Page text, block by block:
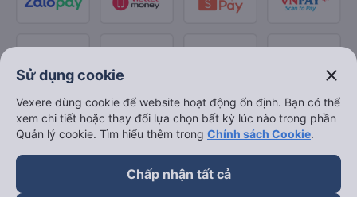
Sử dụng cookie close
Vexere dùng cookie để website hoạt động ổn định. Bạn có thể
xem chi tiết hoặc thay đổi lựa chọn bất kỳ lúc nào trong phần
Quản lý cookie. Tìm hiểu thêm trong Chính sách Cookie.
Chấp nhận tất cả